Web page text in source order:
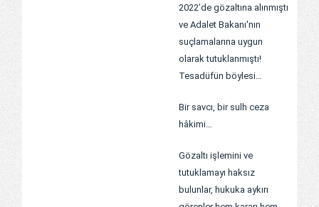
2022’de gözaltına alınmıştı
ve Adalet Bakanı'nın
suçlamalarına uygun
olarak tutuklanmıştı!
Tesadüfün böylesi…
Bir savcı, bir sulh ceza
hâkimi…
Gözaltı işlemini ve
tutuklamayı haksız
bulunlar, hukuka aykırı